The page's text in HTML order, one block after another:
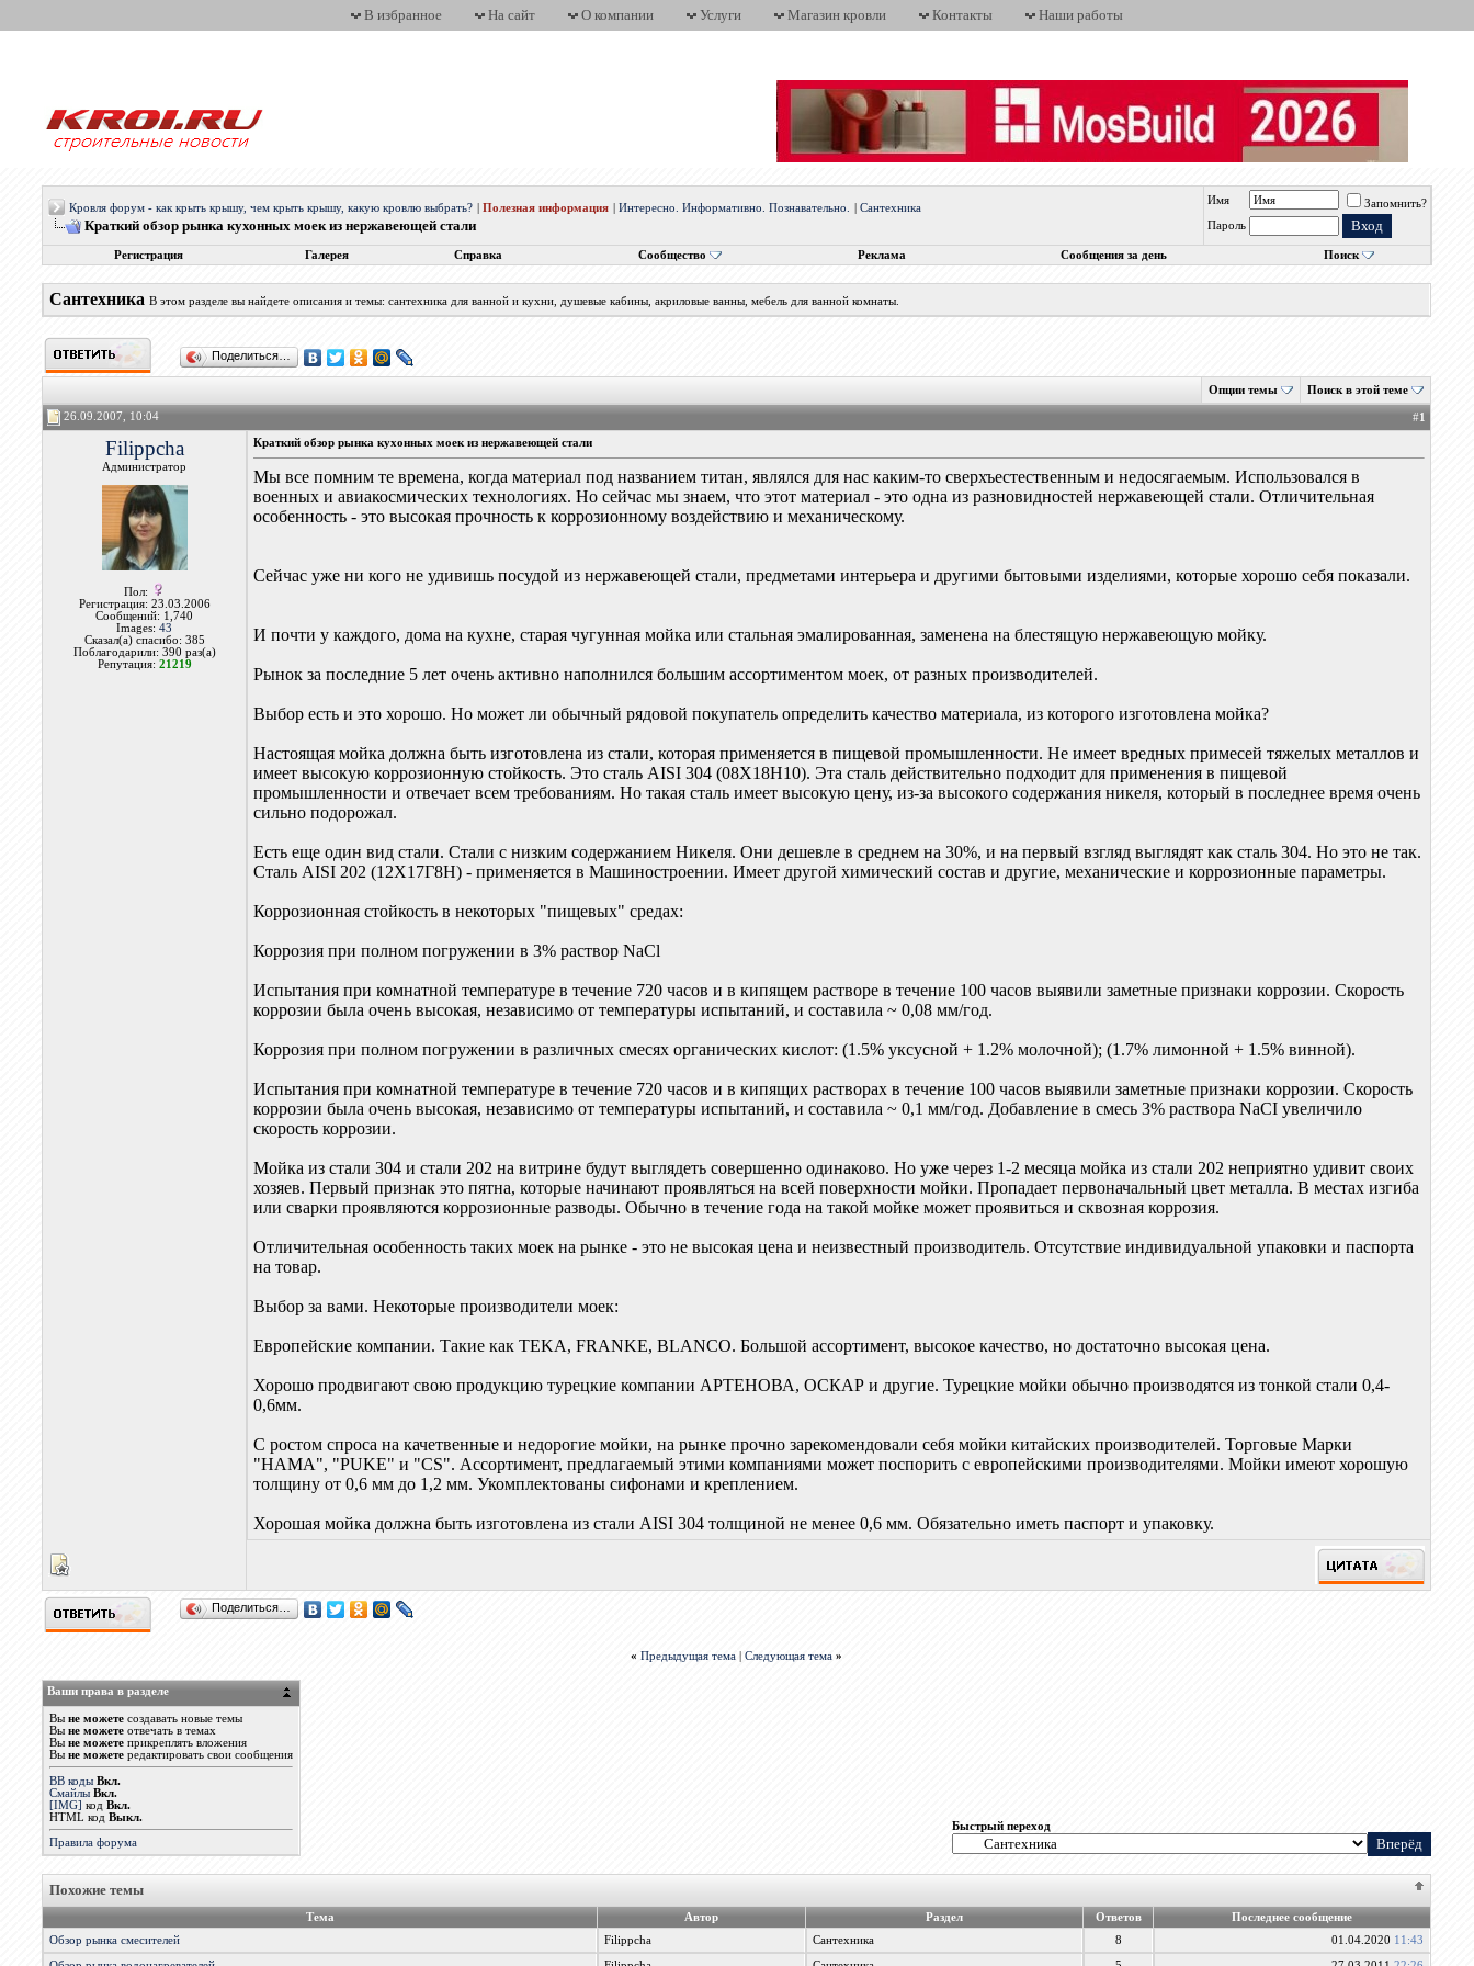
В избранное На сайт О компании Услуги Магазин кровли Контакты Наши работы
Кровля форум - как крыть крышу, чем крыть крышу, какую кровлю выбрать? |Полезная информация |Интересно. Информативно. Познавательно. |Сантехника
Краткий обзор рынка кухонных моек из нержавеющей стали
Имя
Запомнить?
Пароль
Регистрация Галерея Справка Сообщество Реклама Сообщения за день Поиск
Сантехника В этом разделе вы найдете описания и темы: сантехника для ванной и кухни, душевые кабины, акриловые ванны, мебель для ванной комнаты.
Поделиться…
Опции темы Поиск в этой теме
26.09.2007, 10:04 #1
Filippcha
Администратор
Пол:
Регистрация: 23.03.2006
Сообщений: 1,740
Images:43
Сказал(а) спасибо: 385
Поблагодарили: 390 раз(а)
Репутация: 21219
Краткий обзор рынка кухонных моек из нержавеющей стали
Мы все помним те времена, когда материал под названием титан, являлся для нас каким-то сверхъестественным и недосягаемым. Использовался в
военных и авиакосмических технологиях. Но сейчас мы знаем, что этот материал - это одна из разновидностей нержавеющей стали. Отличительная
особенность - это высокая прочность к коррозионному воздействию и механическому.
Сейчас уже ни кого не удивишь посудой из нержавеющей стали, предметами интерьера и другими бытовыми изделиями, которые хорошо себя показали.
И почти у каждого, дома на кухне, старая чугунная мойка или стальная эмалированная, заменена на блестящую нержавеющую мойку.
Рынок за последние 5 лет очень активно наполнился большим ассортиментом моек, от разных производителей.
Выбор есть и это хорошо. Но может ли обычный рядовой покупатель определить качество материала, из которого изготовлена мойка?
Настоящая мойка должна быть изготовлена из стали, которая применяется в пищевой промышленности. Не имеет вредных примесей тяжелых металлов и
имеет высокую коррозионную стойкость. Это сталь AISI 304 (08X18H10). Эта сталь действительно подходит для применения в пищевой
промышленности и отвечает всем требованиям. Но такая сталь имеет высокую цену, из-за высокого содержания никеля, который в последнее время очень
сильно подорожал.
Есть еще один вид стали. Стали с низким содержанием Никеля. Они дешевле в среднем на 30%, и на первый взгляд выглядят как сталь 304. Но это не так.
Сталь AISI 202 (12X17Г8Н) - применяется в Машиностроении. Имеет другой химический состав и другие, механические и коррозионные параметры.
Коррозионная стойкость в некоторых "пищевых" средах:
Коррозия при полном погружении в 3% раствор NaCl
Испытания при комнатной температуре в течение 720 часов и в кипящем растворе в течение 100 часов выявили заметные признаки коррозии. Скорость
коррозии была очень высокая, независимо от температуры испытаний, и составила ~ 0,08 мм/год.
Коррозия при полном погружении в различных смесях органических кислот: (1.5% уксусной + 1.2% молочной); (1.7% лимонной + 1.5% винной).
Испытания при комнатной температуре в течение 720 часов и в кипящих растворах в течение 100 часов выявили заметные признаки коррозии. Скорость
коррозии была очень высокая, независимо от температуры испытаний, и составила ~ 0,1 мм/год. Добавление в смесь 3% раствора NaCI увеличило
скорость коррозии.
Мойка из стали 304 и стали 202 на витрине будут выглядеть совершенно одинаково. Но уже через 1-2 месяца мойка из стали 202 неприятно удивит своих
хозяев. Первый признак это пятна, которые начинают проявляться на всей поверхности мойки. Пропадает первоначальный цвет металла. В местах изгиба
или сварки проявляются коррозионные разводы. Обычно в течение года на такой мойке может проявиться и сквозная коррозия.
Отличительная особенность таких моек на рынке - это не высокая цена и неизвестный производитель. Отсутствие индивидуальной упаковки и паспорта
на товар.
Выбор за вами. Некоторые производители моек:
Европейские компании. Такие как TEKA, FRANKE, BLANCO. Большой ассортимент, высокое качество, но достаточно высокая цена.
Хорошо продвигают свою продукцию турецкие компании АРТЕНОВА, ОСКАР и другие. Турецкие мойки обычно производятся из тонкой стали 0,4-
0,6мм.
С ростом спроса на качетвенные и недорогие мойки, на рынке прочно зарекомендовали себя мойки китайских производителей. Торговые Марки
"HAMA", "PUKE" и "CS". Ассортимент, предлагаемый этими компаниями может поспорить с европейскими производителями. Мойки имеют хорошую
толщину от 0,6 мм до 1,2 мм. Укомплектованы сифонами и креплением.
Хорошая мойка должна быть изготовлена из стали AISI 304 толщиной не менее 0,6 мм. Обязательно иметь паспорт и упаковку.
Поделиться…
« Предыдущая тема |Следующая тема »
Ваши права в разделе
Выне можете создавать новые темы
Выне можете отвечать в темах
Выне можете прикреплять вложения
Выне можете редактировать свои сообщения
BB коды Вкл.
Смайлы Вкл.
[IMG] кодВкл.
HTML кодВыкл.
Правила форума
Быстрый переход
Похожие темы
Тема Автор Раздел Ответов
Последнее сообщение
Обзор рынка смесителей
Filippcha Сантехника 8 01.04.2020 11:43